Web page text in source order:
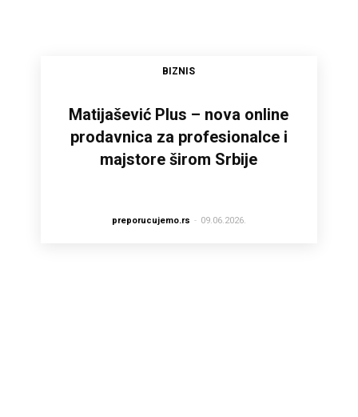
BIZNIS
Matijašević Plus – nova online
prodavnica za profesionalce i
majstore širom Srbije
preporucujemo.rs - 09.06.2026.